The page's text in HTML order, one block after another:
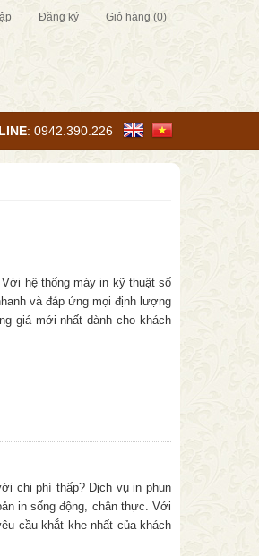
Đăng ký Giỏ hàng (0)
: 0942.390.226
hệ thống máy in kỹ thuật số
và đáp ứng mọi định lượng
giá mới nhất dành cho khách
chi phí thấp? Dịch vụ in phun
in sống động, chân thực. Với
cầu khắt khe nhất của khách